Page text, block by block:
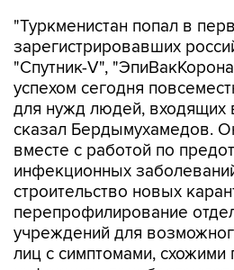
"Туркменистан попал в
зарегистрировавших
"Спутник-V",
успехом сегодня
для нужд людей, входящих
сказал Бердымухамедов.
вместе с работой по
инфекционных
строительство новых
перепрофилирование
учреждений для
лиц с симптомами, схожими